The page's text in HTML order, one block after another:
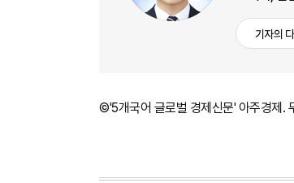
기자의
©'5개국어 글로벌 경제신문' 아주경제.